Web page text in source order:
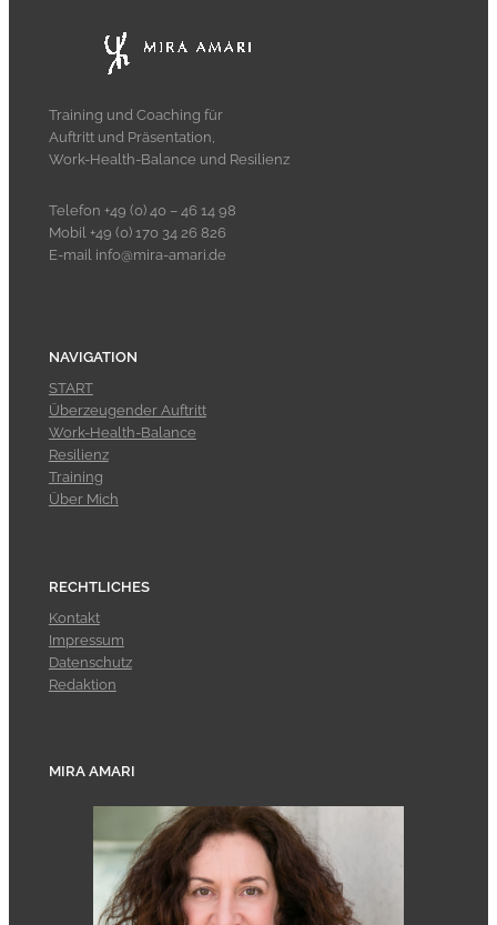
Training und Coaching für
Auftritt und Präsentation,
Work-Health-Balance und Resilienz
Telefon +49 (0) 40 – 46 14 98
Mobil +49 (0) 170 34 26 826
E-mail info@mira-amari.de
NAVIGATION
START
Überzeugender Auftritt
Work-Health-Balance
Resilienz
Training
Über Mich
RECHTLICHES
Kontakt
Impressum
Datenschutz
Redaktion
MIRA AMARI